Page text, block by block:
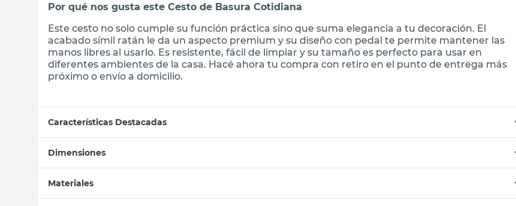
Por qué nos gusta este Cesto de Basura Cotidiana
Este cesto no solo cumple su función práctica sino que suma elegancia a tu decoración. El
acabado símil ratán le da un aspecto premium y su diseño con pedal te permite mantener las
manos libres al usarlo. Es resistente, fácil de limpiar y su tamaño es perfecto para usar en
diferentes ambientes de la casa. Hacé ahora tu compra con retiro en el punto de entrega más
próximo o envío a domicilio.
Características Destacadas
Dimensiones
Materiales